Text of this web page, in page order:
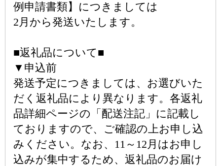
例申請書類】につきましては
2月から発送いたします。
■返礼品について■
▼申込前
発送予定につきましては、お選びいた
だく返礼品により異なります。各返礼
品詳細ページの「配送注記」に記載し
ておりますので、ご確認の上お申し込
みください。なお、11～12月はお申し
込みが集中するため、返礼品のお届け